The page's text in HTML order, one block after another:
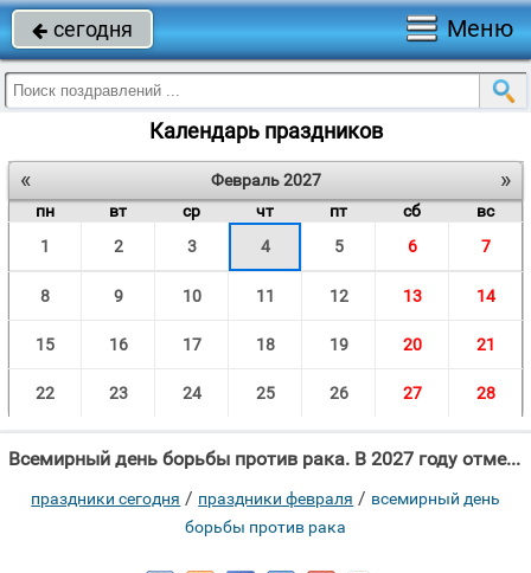
 сегодня Меню
Календарь праздников
« »
Февраль 2027
пн
вт ср чт пт сб
вс
1
2 3 4 5 6 7
8 9 10 11 12 13 14
15 16 17 18 19 20 21
22 23 24 25 26 27 28
Всемирный день борьбы против рака. В 2027 году отмечают 4 Февраля.
праздники сегодня / праздники февраля / всемирный день
борьбы против рака